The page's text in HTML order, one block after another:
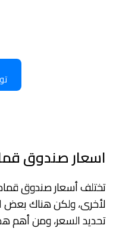
اسعار صندوق قمامة
لأخرى، ولكن هناك بعض
تحديد السعر، ومن أهم